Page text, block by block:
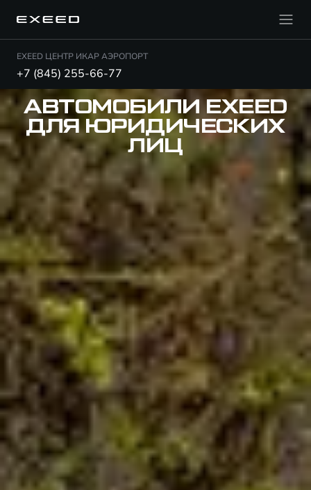
EXEED ЦЕНТР ИКАР АЭРОПОРТ
+7 (845) 255-66-77
АВТОМОБИЛИ EXEED
ДЛЯ ЮРИДИЧЕСКИХ
ЛИЦ